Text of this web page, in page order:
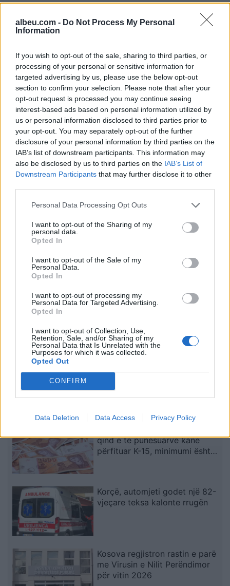
albeu.com - Do Not Process My Personal
Information
If you wish to opt-out of the sale, sharing to third parties, or
processing of your personal or sensitive information for
targeted advertising by us, please use the below opt-out
section to confirm your selection. Please note that after your
opt-out request is processed you may continue seeing
interest-based ads based on personal information utilized by
us or personal information disclosed to third parties prior to
your opt-out. You may separately opt-out of the further
disclosure of your personal information by third parties on the
IAB’s list of downstream participants. This information may
also be disclosed by us to third parties on the IAB’s List of
Downstream Participants that may further disclose it to other
Personal Data Processing Opt Outs
I want to opt-out of the Sharing of my
personal data.
Opted In
I want to opt-out of the Sale of my
Personal Data.
Opted In
I want to opt-out of processing my
Personal Data for Targeted Advertising.
Opted In
I want to opt-out of Collection, Use,
Retention, Sale, and/or Sharing of my
Personal Data that Is Unrelated with the
Purposes for which it was collected.
Opted Out
CONFIRM
Data Deletion Data Access Privacy Policy
Korçë, automjeti godet një
82-vjeçare teksa kalonte
rrugën
Sarandë, gjykata cakton
masat për pesë të
arrestuarit e kapur me
Zjarr i përmasave të
mëdha në Klos, shpëtohet
një e moshuar invalide
dhe rrezikohet kabina
elektrike
Sokol Hoxha ekstradohet
në Shqipëri, Ambasada
Amerikane: SHBA nuk
është strehë për
kriminelët që abuzojnë me
sistemin e emigracionit
Apeli ndalon përkohësisht
dollarësh për sallën e
vallëzimit në Shtëpinë e
timon humbasin patentën
Foto+Video/ SHBA hap
arkivin e UFO-ve, dalin
dosje të tjera për objekte
misterioze dhe dukuri të
zjarresh në 8 qarqe,
qind e të punësuarve kanë
përfituar K-15, minimumi është
Korçë, automjeti godet një 82-
vjeçare teksa kalonte rrugën
Kosova regjistron rastin e parë
me Virusin e Nilit Perëndimor
për vitin 2026